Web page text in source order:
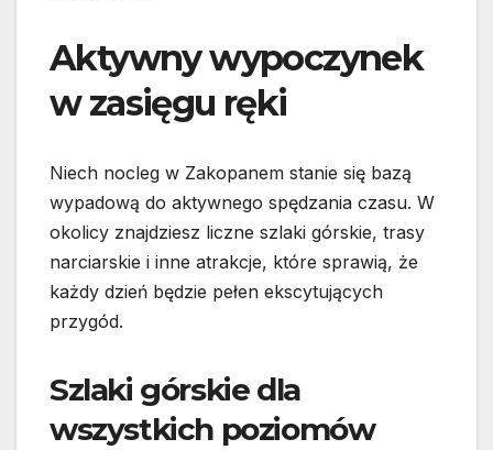
Aktywny wypoczynek
w zasięgu ręki
Niech nocleg w Zakopanem stanie się bazą
wypadową do aktywnego spędzania czasu. W
okolicy znajdziesz liczne szlaki górskie, trasy
narciarskie i inne atrakcje, które sprawią, że
każdy dzień będzie pełen ekscytujących
przygód.
Szlaki górskie dla
wszystkich poziomów